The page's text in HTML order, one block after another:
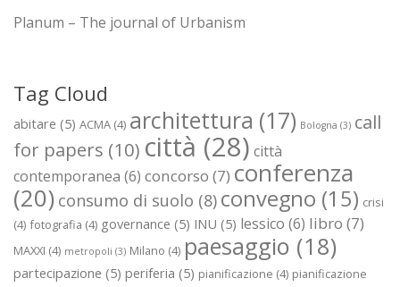
Planum – The journal of Urbanism
Tag Cloud
abitare (5) ACMA (4) architettura (17) Bologna (3) call
for papers (10) città (28) città
contemporanea (6) concorso (7) conferenza
(20) consumo di suolo (8) convegno (15) crisi
(4) fotografia (4) governance (5) INU (5) lessico (6) libro (7)
MAXXI (4) metropoli (3) Milano (4) paesaggio (18)
partecipazione (5) periferia (5) pianificazione (4) pianificazione